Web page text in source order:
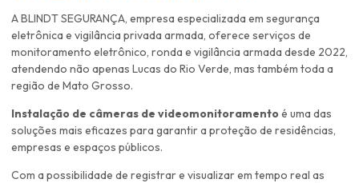
A BLINDT SEGURANÇA, empresa especializada em segurança
eletrônica e vigilância privada armada, oferece serviços de
monitoramento eletrônico, ronda e vigilância armada desde 2022,
atendendo não apenas Lucas do Rio Verde, mas também toda a
região de Mato Grosso.
Instalação de câmeras de videomonitoramentoé uma das
soluções mais eficazes para garantir a proteção de residências,
empresas e espaços públicos.
Com a possibilidade de registrar e visualizar em tempo real as